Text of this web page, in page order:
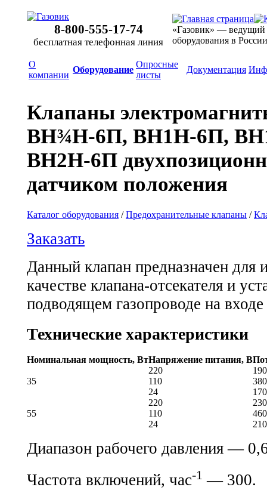
8-800-555-17-74
бесплатная телефонная линия
«Газовик» — ведущий
оборудования в России
О
компании
Оборудование
Опросные
листы
Документация
Клапаны
ВН¾Н-6П, ВН1Н-6П,
ВН2Н-6П
датчиком положения
Каталог оборудования /Предохранительные клапаны /
Заказать
Данный клапан предназначен для
качестве клапана-отсекателя и
подводящем газопроводе на
Технические характеристики
Номинальная мощность, ВтНапряжение питания, В
35
220
190
110
380
24
55
220
230
110
460
24
Диапазон рабочего давления —
Частота включений, час-1 — 300.